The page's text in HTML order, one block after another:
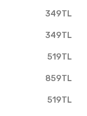
349TL
349TL
519TL
859TL
519TL